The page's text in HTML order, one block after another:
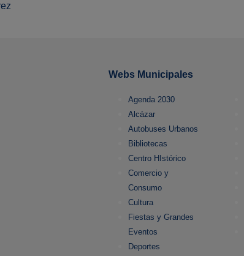
Webs Municipales
Agenda 2030
Alcázar
Autobuses Urbanos
Bibliotecas
Centro HIstórico
Comercio y
Consumo
Cultura
Fiestas y Grandes
Eventos
Deportes